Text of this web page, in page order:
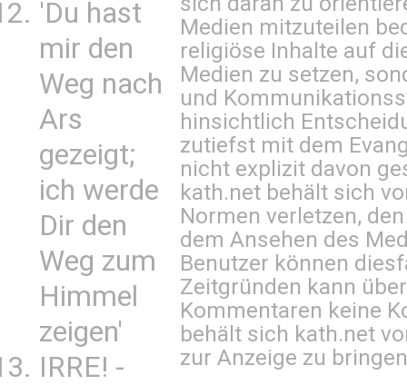
'Du hast
mir den
Weg nach
Ars
gezeigt;
ich werde
Dir den
Weg zum
Himmel
zeigen'
IRRE! -
Medien mitzuteilen
religiöse Inhalte auf
Medien zu setzen,
und
hinsichtlich
zutiefst mit dem
nicht explizit davon
kath.net behält sich
Normen verletzen,
dem Ansehen des
Benutzer können
Zeitgründen kann
Kommentaren keine
behält sich kath.net
zur Anzeige zu